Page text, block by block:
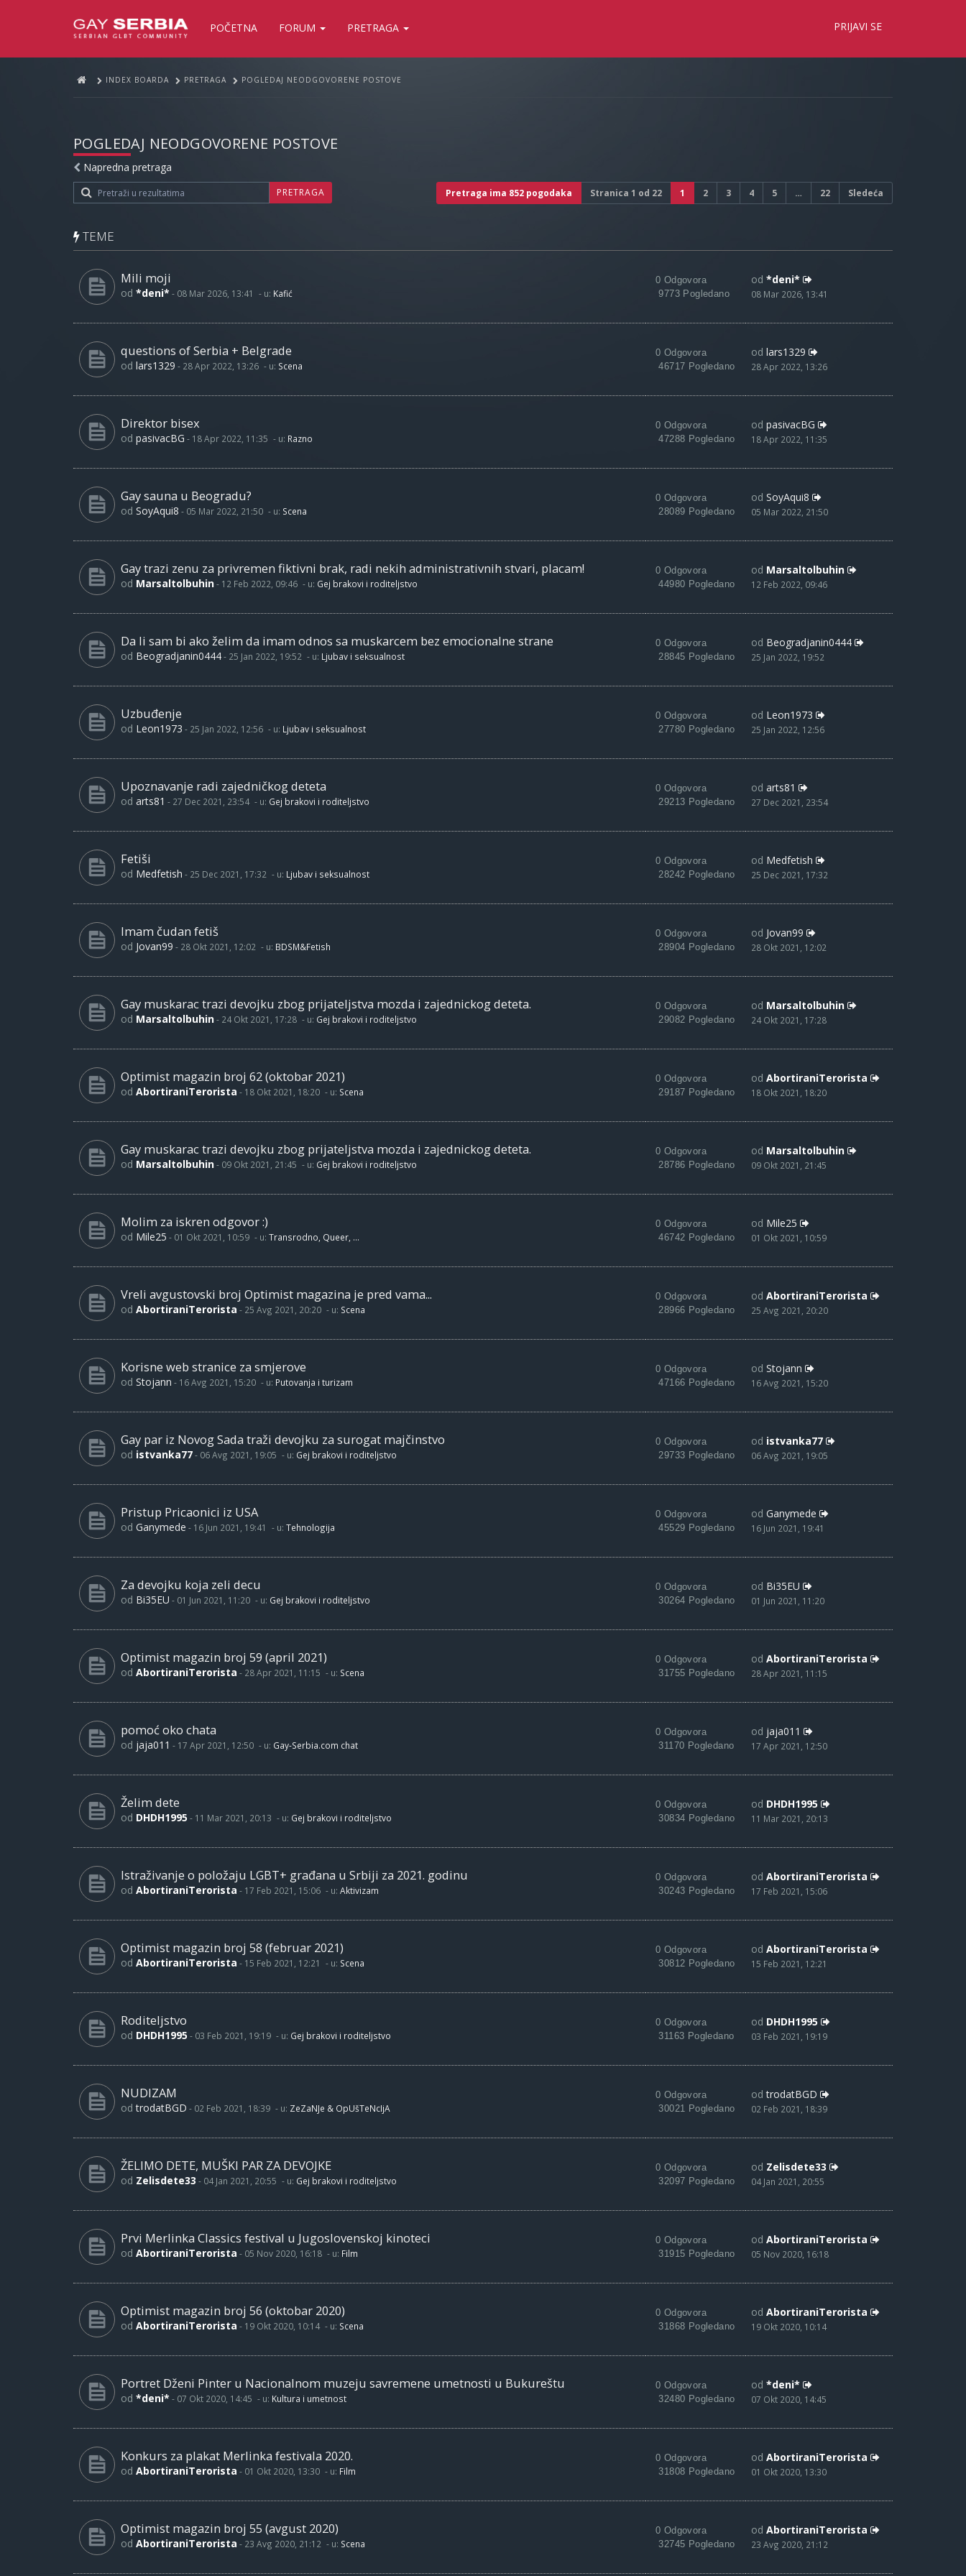
POČETNA FORUM PRETRAGA PRIJAVI SE
INDEX BOARDA PRETRAGA POGLEDAJ NEODGOVORENE POSTOVE
POGLEDAJ NEODGOVORENE POSTOVE
Napredna pretraga
PRETRAGA Pretraga ima 852 pogodaka Stranica 1 od 22 1 2 3 4 5 … 22 Sledeća
TEME
Mili moji
od *deni* - 08 Mar 2026, 13:41 - u: Kafić
0 Odgovora
9773 Pogledano
od *deni*
08 Mar 2026, 13:41
questions of Serbia + Belgrade
od lars1329 - 28 Apr 2022, 13:26 - u: Scena
0 Odgovora
46717 Pogledano
od lars1329
28 Apr 2022, 13:26
Direktor bisex
od pasivacBG - 18 Apr 2022, 11:35 - u: Razno
0 Odgovora
47288 Pogledano
od pasivacBG
18 Apr 2022, 11:35
Gay sauna u Beogradu?
od SoyAqui8 - 05 Mar 2022, 21:50 - u: Scena
0 Odgovora
28089 Pogledano
od SoyAqui8
05 Mar 2022, 21:50
Gay trazi zenu za privremen fiktivni brak, radi nekih administrativnih stvari, placam!
od Marsaltolbuhin- 12 Feb 2022, 09:46 - u: Gej brakovi i roditeljstvo
0 Odgovora
44980 Pogledano
od Marsaltolbuhin
12 Feb 2022, 09:46
Da li sam bi ako želim da imam odnos sa muskarcem bez emocionalne strane
od Beogradjanin0444- 25 Jan 2022, 19:52 - u: Ljubav i seksualnost
0 Odgovora
28845 Pogledano
od Beogradjanin0444
25 Jan 2022, 19:52
Uzbuđenje
od Leon1973 - 25 Jan 2022, 12:56 - u: Ljubav i seksualnost
0 Odgovora
27780 Pogledano
od Leon1973
25 Jan 2022, 12:56
Upoznavanje radi zajedničkog deteta
od arts81 - 27 Dec 2021, 23:54 - u: Gej brakovi i roditeljstvo
0 Odgovora
29213 Pogledano
od arts81
27 Dec 2021, 23:54
Fetiši
od Medfetish - 25 Dec 2021, 17:32 - u: Ljubav i seksualnost
0 Odgovora
28242 Pogledano
od Medfetish
25 Dec 2021, 17:32
Imam čudan fetiš
od Jovan99 - 28 Okt 2021, 12:02 - u: BDSM&Fetish
0 Odgovora
28904 Pogledano
od Jovan99
28 Okt 2021, 12:02
Gay muskarac trazi devojku zbog prijateljstva mozda i zajednickog deteta.
od Marsaltolbuhin- 24 Okt 2021, 17:28 - u: Gej brakovi i roditeljstvo
0 Odgovora
29082 Pogledano
od Marsaltolbuhin
24 Okt 2021, 17:28
Optimist magazin broj 62 (oktobar 2021)
od AbortiraniTerorista - 18 Okt 2021, 18:20 - u: Scena
0 Odgovora
29187 Pogledano
od AbortiraniTerorista
18 Okt 2021, 18:20
Gay muskarac trazi devojku zbog prijateljstva mozda i zajednickog deteta.
od Marsaltolbuhin- 09 Okt 2021, 21:45 - u: Gej brakovi i roditeljstvo
0 Odgovora
28786 Pogledano
od Marsaltolbuhin
09 Okt 2021, 21:45
Molim za iskren odgovor :)
od Mile25 - 01 Okt 2021, 10:59 - u: Transrodno, Queer, ...
0 Odgovora
46742 Pogledano
od Mile25
01 Okt 2021, 10:59
Vreli avgustovski broj Optimist magazina je pred vama...
od AbortiraniTerorista - 25 Avg 2021, 20:20 - u: Scena
0 Odgovora
28966 Pogledano
od AbortiraniTerorista
25 Avg 2021, 20:20
Korisne web stranice za smjerove
od Stojann - 16 Avg 2021, 15:20 - u: Putovanja i turizam
0 Odgovora
47166 Pogledano
od Stojann
16 Avg 2021, 15:20
Gay par iz Novog Sada traži devojku za surogat majčinstvo
od istvanka77- 06 Avg 2021, 19:05 - u: Gej brakovi i roditeljstvo
0 Odgovora
29733 Pogledano
od istvanka77
06 Avg 2021, 19:05
Pristup Pricaonici iz USA
od Ganymede - 16 Jun 2021, 19:41 - u: Tehnologija
0 Odgovora
45529 Pogledano
od Ganymede
16 Jun 2021, 19:41
Za devojku koja zeli decu
od Bi35EU - 01 Jun 2021, 11:20 - u: Gej brakovi i roditeljstvo
0 Odgovora
30264 Pogledano
od Bi35EU
01 Jun 2021, 11:20
Optimist magazin broj 59 (april 2021)
od AbortiraniTerorista - 28 Apr 2021, 11:15 - u: Scena
0 Odgovora
31755 Pogledano
od AbortiraniTerorista
28 Apr 2021, 11:15
pomoć oko chata
od jaja011 - 17 Apr 2021, 12:50 - u: Gay-Serbia.com chat
0 Odgovora
31170 Pogledano
od jaja011
17 Apr 2021, 12:50
Želim dete
od DHDH1995 - 11 Mar 2021, 20:13 - u: Gej brakovi i roditeljstvo
0 Odgovora
30834 Pogledano
od DHDH1995
11 Mar 2021, 20:13
Istraživanje o položaju LGBT+ građana u Srbiji za 2021. godinu
od AbortiraniTerorista - 17 Feb 2021, 15:06 - u: Aktivizam
0 Odgovora
30243 Pogledano
od AbortiraniTerorista
17 Feb 2021, 15:06
Optimist magazin broj 58 (februar 2021)
od AbortiraniTerorista - 15 Feb 2021, 12:21 - u: Scena
0 Odgovora
30812 Pogledano
od AbortiraniTerorista
15 Feb 2021, 12:21
Roditeljstvo
od DHDH1995 - 03 Feb 2021, 19:19 - u: Gej brakovi i roditeljstvo
0 Odgovora
31163 Pogledano
od DHDH1995
03 Feb 2021, 19:19
NUDIZAM
odtrodatBGD - 02 Feb 2021, 18:39 - u: ZeZaNJe & OpUšTeNcIjA
0 Odgovora
30021 Pogledano
odtrodatBGD
02 Feb 2021, 18:39
ŽELIMO DETE, MUŠKI PAR ZA DEVOJKE
od Zelisdete33 - 04 Jan 2021, 20:55 - u: Gej brakovi i roditeljstvo
0 Odgovora
32097 Pogledano
od Zelisdete33
04 Jan 2021, 20:55
Prvi Merlinka Classics festival u Jugoslovenskoj kinoteci
od AbortiraniTerorista - 05 Nov 2020, 16:18 - u: Film
0 Odgovora
31915 Pogledano
od AbortiraniTerorista
05 Nov 2020, 16:18
Optimist magazin broj 56 (oktobar 2020)
od AbortiraniTerorista - 19 Okt 2020, 10:14 - u: Scena
0 Odgovora
31868 Pogledano
od AbortiraniTerorista
19 Okt 2020, 10:14
Portret Dženi Pinter u Nacionalnom muzeju savremene umetnosti u Bukureštu
od *deni* - 07 Okt 2020, 14:45 - u: Kultura i umetnost
0 Odgovora
32480 Pogledano
od *deni*
07 Okt 2020, 14:45
Konkurs za plakat Merlinka festivala 2020.
od AbortiraniTerorista - 01 Okt 2020, 13:30 - u: Film
0 Odgovora
31808 Pogledano
od AbortiraniTerorista
01 Okt 2020, 13:30
Optimist magazin broj 55 (avgust 2020)
od AbortiraniTerorista - 23 Avg 2020, 21:12 - u: Scena
0 Odgovora
32745 Pogledano
od AbortiraniTerorista
23 Avg 2020, 21:12